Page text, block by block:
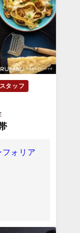
タッフ
ォリア